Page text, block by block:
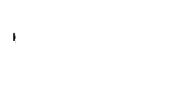
Ķīniešu mākslinieku Yang